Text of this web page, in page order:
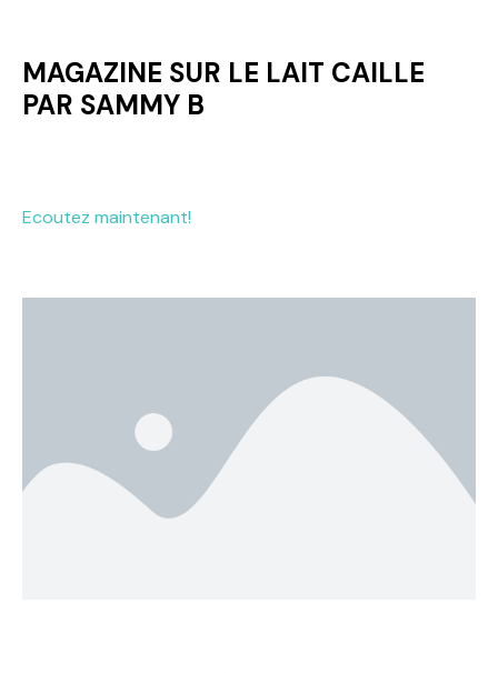
MAGAZINE SUR LE LAIT CAILLE
PAR SAMMY B
Ecoutez maintenant!